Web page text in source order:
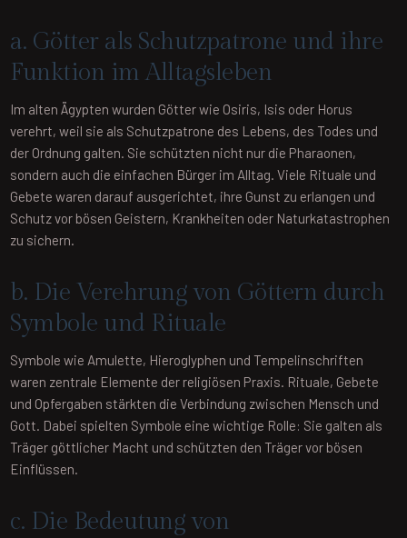
a. Götter als Schutzpatrone und ihre
Funktion im Alltagsleben
Im alten Ägypten wurden Götter wie Osiris, Isis oder Horus
verehrt, weil sie als Schutzpatrone des Lebens, des Todes und
der Ordnung galten. Sie schützten nicht nur die Pharaonen,
sondern auch die einfachen Bürger im Alltag. Viele Rituale und
Gebete waren darauf ausgerichtet, ihre Gunst zu erlangen und
Schutz vor bösen Geistern, Krankheiten oder Naturkatastrophen
zu sichern.
b. Die Verehrung von Göttern durch
Symbole und Rituale
Symbole wie Amulette, Hieroglyphen und Tempelinschriften
waren zentrale Elemente der religiösen Praxis. Rituale, Gebete
und Opfergaben stärkten die Verbindung zwischen Mensch und
Gott. Dabei spielten Symbole eine wichtige Rolle: Sie galten als
Träger göttlicher Macht und schützten den Träger vor bösen
Einflüssen.
c. Die Bedeutung von